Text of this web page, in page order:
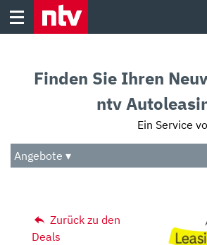
Skip
Audio
Das Beste
Finden Sie Ihren
ntv
Ein Service
Angebote ▾
Zurück zu den
Deals